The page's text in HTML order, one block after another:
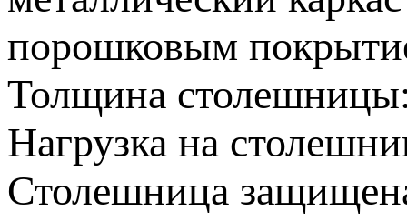
порошковым
Толщина
Нагрузка на
Столешница